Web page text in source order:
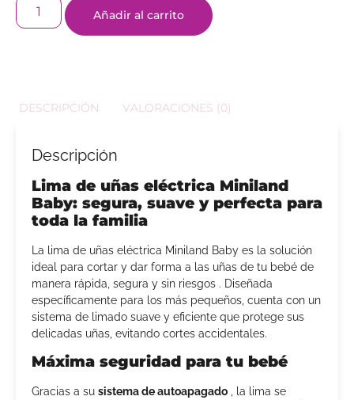
Añadir al carrito
DESCRIPCIÓN VALORACIONES (0)
Descripción
Lima de uñas eléctrica Miniland
Baby: segura, suave y perfecta para
toda la familia
La lima de uñas eléctrica Miniland Baby es la solución
ideal para cortar y dar forma a las uñas de tu bebé de
manera rápida, segura y sin riesgos . Diseñada
específicamente para los más pequeños, cuenta con un
sistema de limado suave y eficiente que protege sus
delicadas uñas, evitando cortes accidentales.
Máxima seguridad para tu bebé
Gracias a su sistema de autoapagado , la lima se